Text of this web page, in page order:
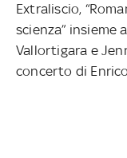
Extraliscio,
scienza” insieme
Vallortigara e
concerto di